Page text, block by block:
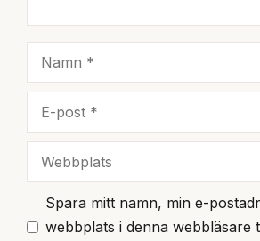
Namn
Webbplats
Spara mitt namn, min e-
webbplats i denna webbläsare